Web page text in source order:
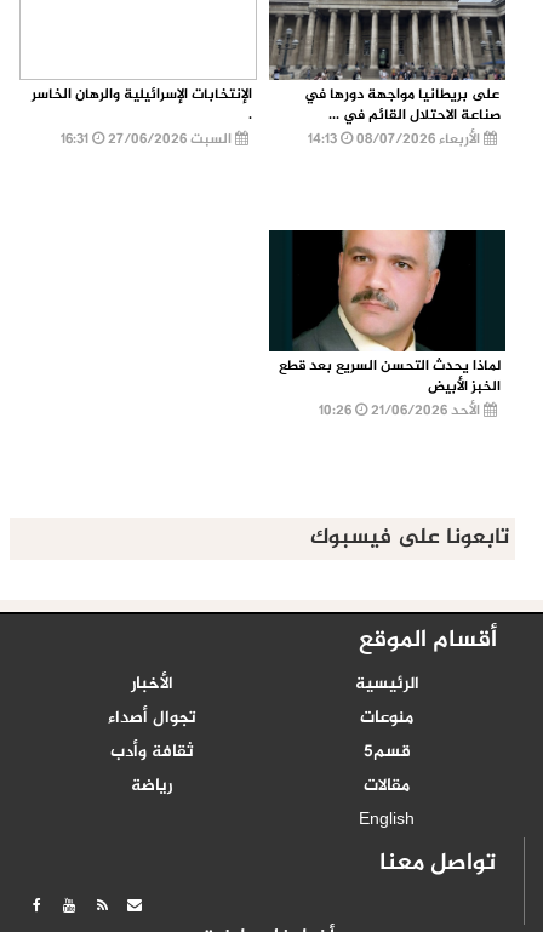
على بريطانيا مواجهة دورها في
صناعة الاحتلال القائم في ...
الأربعاء 08/07/2026
الإنتخابات الإسرائيلية والرهان الخاسر
.
السبت 27/06/2026
16:31
لماذا يحدث التحسن السريع بعد قطع
الخبز الأبيض
الأحد 21/06/2026
تابعونا على فيسبوك
أقسام الموقع
الرئيسية
الأخبار
منوعات
تجوال أصداء
قسم5
ثقافة وأدب
مقالات
رياضة
English
تواصل معنا